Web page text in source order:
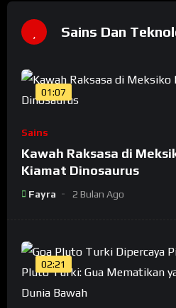
Sains Dan
01:07
Sains
Kawah Raksasa di
Kiamat Dinosaurus
Fayra 2 Bulan Ago
02:21